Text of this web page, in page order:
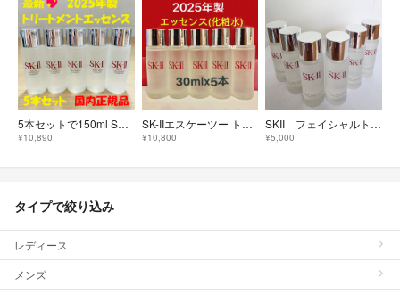
5本セットで150ml SK-II エスケーツー トリートメントエッセンス化粧水
¥10,890
SK-IIエスケーツー トリートメント エッセンス化粧水 30ml×5本25年製
¥10,800
SKII フェイシャルトリートメントクリアローション３０ml×６本
¥5,000
タイプで絞り込み
レディース
メンズ